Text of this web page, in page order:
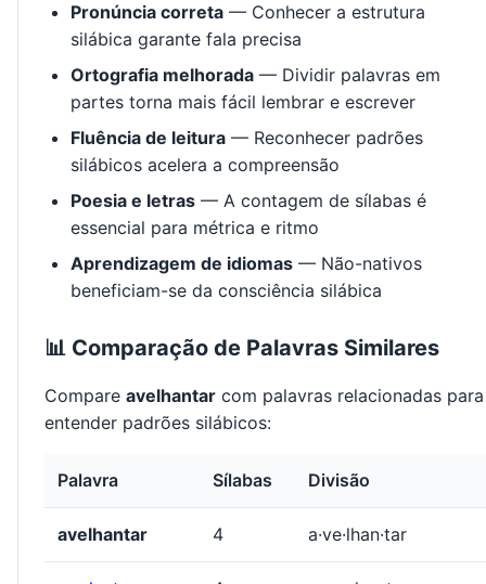
Pronúncia correta — Conhecer a estrutura
silábica garante fala precisa
Ortografia melhorada — Dividir palavras em
partes torna mais fácil lembrar e escrever
Fluência de leitura — Reconhecer padrões
silábicos acelera a compreensão
Poesia e letras — A contagem de sílabas é
essencial para métrica e ritmo
Aprendizagem de idiomas — Não-nativos
beneficiam-se da consciência silábica
📊 Comparação de Palavras Similares
Compare avelhantar com palavras relacionadas para
entender padrões silábicos:
Palavra Sílabas Divisão
avelhantar 4 a·ve·lhan·tar